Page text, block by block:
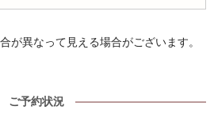
が異なって見える場合がございます。
ご予約状況